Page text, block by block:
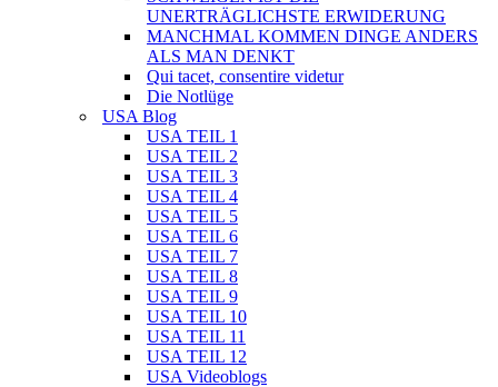
UNERTRÄGLICHSTE ERWIDERUNG
MANCHMAL KOMMEN DINGE ANDERS
ALS MAN DENKT
Qui tacet, consentire videtur
Die Notlüge
USA Blog
USA TEIL 1
USA TEIL 2
USA TEIL 3
USA TEIL 4
USA TEIL 5
USA TEIL 6
USA TEIL 7
USA TEIL 8
USA TEIL 9
USA TEIL 10
USA TEIL 11
USA TEIL 12
USA Videoblogs